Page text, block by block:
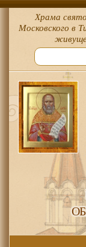
Храма
Московского в